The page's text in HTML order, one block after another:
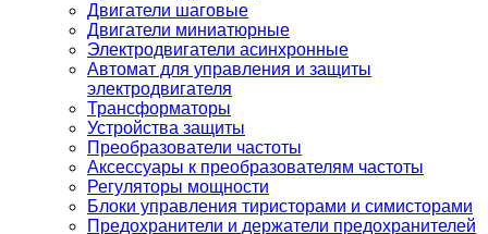
Двигатели шаговые
Двигатели миниатюрные
Электродвигатели асинхронные
Автомат для управления и защиты
электродвигателя
Трансформаторы
Устройства защиты
Преобразователи частоты
Аксессуары к преобразователям частоты
Регуляторы мощности
Блоки управления тиристорами и симисторами
Предохранители и держатели предохранителей